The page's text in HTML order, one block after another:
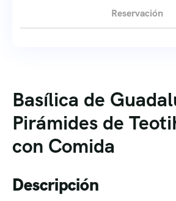
Basílica de
Pirámides de
con Comida
Descripción
Reservación